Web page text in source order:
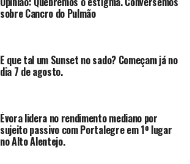
sobre Cancro do Pulmão
E que tal um Sunset no sado? Começam já no
dia 7 de agosto.
Évora lidera no rendimento mediano por
sujeito passivo com Portalegre em 1º lugar
no Alto Alentejo.